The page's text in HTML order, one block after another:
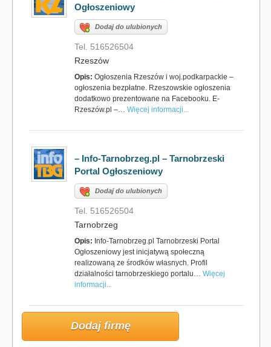
Ogłoszeniowy
Dodaj do ulubionych
Tel. 516526504
Rzeszów
Opis: Ogłoszenia Rzeszów i woj.podkarpackie –
ogłoszenia bezpłatne. Rzeszowskie ogłoszenia
dodatkowo prezentowane na Facebooku. E-
Rzeszów.pl –… Więcej informacji...
– Info-Tarnobrzeg.pl – Tarnobrzeski
Portal Ogłoszeniowy
Dodaj do ulubionych
Tel. 516526504
Tarnobrzeg
Opis: Info-Tarnobrzeg.pl Tarnobrzeski Portal
Ogłoszeniowy jest inicjatywą społeczną
realizowaną ze środków własnych. Profil
działalności tarnobrzeskiego portalu… Więcej
informacji...
Dodaj firmę